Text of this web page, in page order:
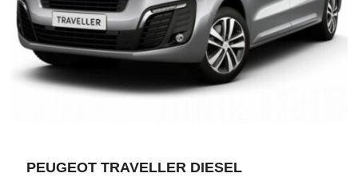
PEUGEOT TRAVELLER DIESEL